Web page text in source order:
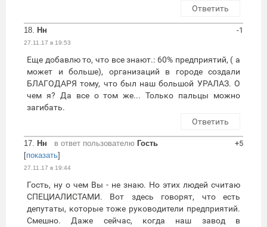
Ответить
18. Нн
27.11.17 в 19:53
-1
Еще добавлю то, что все знают.: 60% предприятий, ( а
может и больше), организаций в городе создали
БЛАГОДАРЯ тому, что был наш большой УРАЛАЗ. О
чем я? Да все о том же... Только пальцы можно
загибать.
Ответить
17. Нн в ответ пользователю Гость
[показать]
27.11.17 в 19:44
+5
Гость, ну о чем Вы - не знаю. Но этих людей считаю
СПЕЦИАЛИСТАМИ. Вот здесь говорят, что есть
депутаты, которые тоже руководители предприятий.
Смешно. Даже сейчас, когда наш завод в